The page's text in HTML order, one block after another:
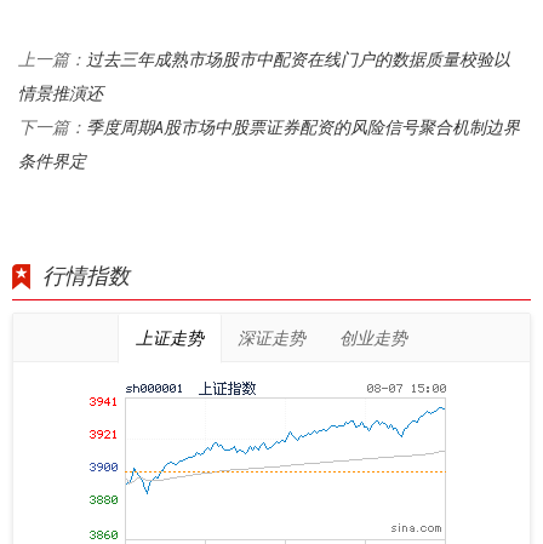
上一篇： 过去三年成熟市场股市中配资在线门户的数据质量校验以
情景推演还
下一篇： 季度周期A股市场中股票证券配资的风险信号聚合机制边界
条件界定
行情指数
上证走势 深证走势 创业走势